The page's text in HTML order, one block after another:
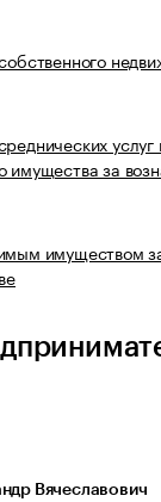
имущества за
имуществом
Вячеславович